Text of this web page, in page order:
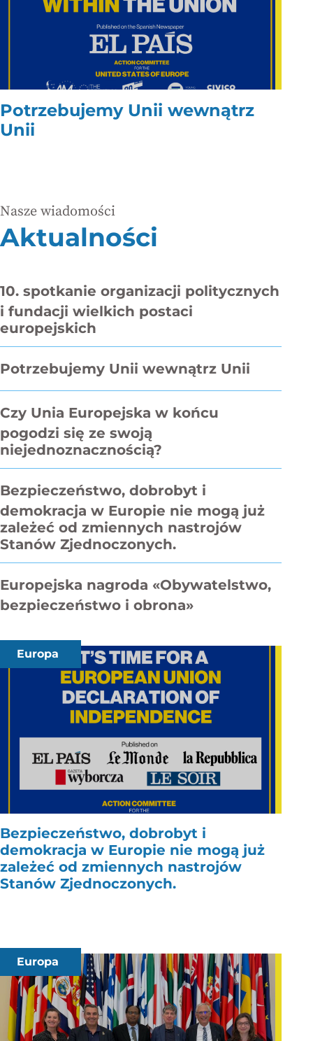
Potrzebujemy Unii wewnątrz
Unii
Nasze wiadomości
Aktualności
10. spotkanie organizacji politycznych
i fundacji wielkich postaci
europejskich
Potrzebujemy Unii wewnątrz Unii
Czy Unia Europejska w końcu
pogodzi się ze swoją
niejednoznacznością?
Bezpieczeństwo, dobrobyt i
demokracja w Europie nie mogą już
zależeć od zmiennych nastrojów
Stanów Zjednoczonych.
Europejska nagroda «Obywatelstwo,
bezpieczeństwo i obrona»
Europa
Bezpieczeństwo, dobrobyt i
demokracja w Europie nie mogą już
zależeć od zmiennych nastrojów
Stanów Zjednoczonych.
Europa